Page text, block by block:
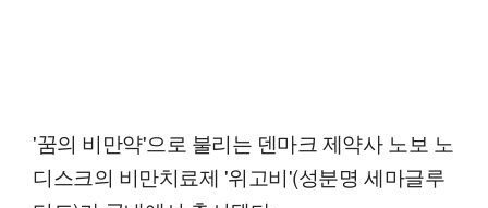
'꿈의 비만약'으로 불리는 덴마크 제약사 노보 노
디스크의 비만치료제 '위고비'(성분명 세마글루